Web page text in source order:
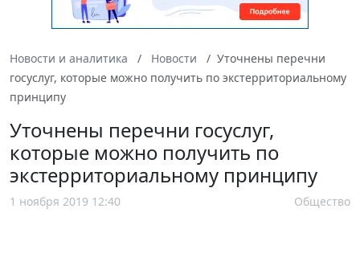
Новости и аналитика Новости
Уточнены перечни
госуслуг, которые можно получить по экстерриториальному
принципу
Уточнены перечни госуслуг,
которые можно получить по
экстерриториальному принципу
1 ноября 2019 12:40 Общество